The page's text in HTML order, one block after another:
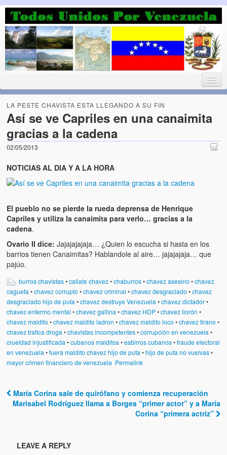
Luchando por la Democracia
Fuera el chavismo, la peor peste que le ha caido a esta tierra
Home
Blog. (Todos Unidos por Venezuela welcomes you to our Blog)
Acerca de este blog (About this Blog)
Artículos
El Tipo y los Rojos en Los Teques (The Jerk and the Reds in
Teques)
Hablé con Chavistas (I spoke with chavistas)
La burla del Chavez “tan amante de los niños” (The mockery of
Chavez “such a children lover”)
Los niños de las calles de Venezuela (Children of the streets of
Venezuela)
Luis y El Mono… en armas (Luis and El Mono… armed)
Radio Emisoras y canales de televisión clausurados por el
LA PESTE CHAVISTA ESTA LLEGANDO A SU FIN
Así se ve Capriles en una canaimita
gracias a la cadena
02/05/2013
NOTICIAS AL DIA Y A LA HORA
El pueblo no se pierde la rueda deprensa de Henrique
Capriles y utiliza la canaimita para verlo… gracias a la
cadena.
Ovario II dice: Jajajajajaja… ¿Quien lo escucha si hasta en los
barrios tienen Canaimitas? Hablandole al aire… jajajajaja… que
pajúo.
burros chavistas•callate chavez•chaburros•chavez asesino •chavez
cagueta •chavez corrupto •chavez criminal •chavez desgraciado •chavez
desgraciado hijo de puta •chavez destruye Venezuela •chavez dictador•
chavez enfermo mental •chavez gallina •chavez HDP•chavez llorón •
chavez maldito •chavez maldito ladron •chavez maldito loco •chavez tirano •
chavez trafica droga •chavistas incompetentes•corrupción en venezuela •
crueldad injustificada •cubanos malditos•esbirros cubanos•fraude electoral
en venezuela •fuera maldito chavez hijo de puta •hijo de puta no vuelvas•
mayor crimen financiero de venezuela Permalink
Post navigation
María Corina sale de quirófano y comienza recuperación
Marisabel Rodríguez llama a Borges “primer actor” y a María
Corina “primera actriz”
LEAVE A REPLY